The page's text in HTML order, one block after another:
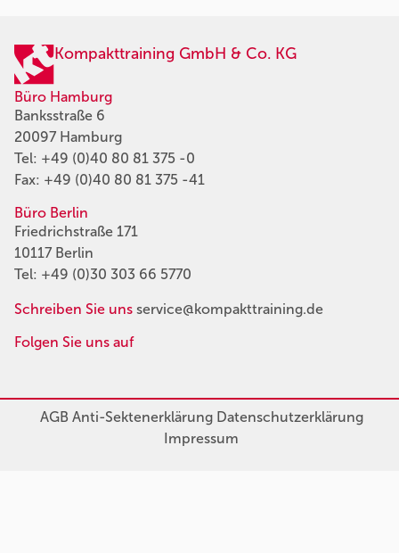
Kompakttraining GmbH & Co. KG
Büro Hamburg
Banksstraße 6
20097 Hamburg
Tel: +49 (0)40 80 81 375 -0
Fax: +49 (0)40 80 81 375 -41
Büro Berlin
Friedrichstraße 171
10117 Berlin
Tel: +49 (0)30 303 66 5770
Schreiben Sie uns service@kompakttraining.de
Folgen Sie uns auf
AGBAnti-SektenerklärungDatenschutzerklärung
Impressum